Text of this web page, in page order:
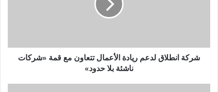
شركة انطلاق لدعم ريادة الأعمال تتعاون مع قمة «شركات
ناشئة بلا حدود»